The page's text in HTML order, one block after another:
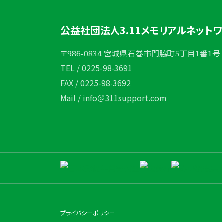
公益社団法人3.11メモリアルネット
〒986-0834 宮城県石巻市門脇町5丁目1番1
TEL / 0225-98-3691
FAX / 0225-98-3692
Mail / info＠311support.com
プライバシーポリシー